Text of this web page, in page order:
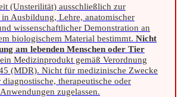
(Unsterilität) ausschließlich zur
Ausbildung, Lehre, anatomischer
wissenschaftlicher Demonstration an
biologischem Material bestimmt. Nicht
am lebenden Menschen oder Tier
Medizinprodukt gemäß Verordnung
(MDR). Nicht für medizinische Zwecke
therapeutische oder
zugelassen.